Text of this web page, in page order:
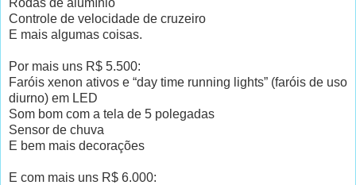
Controle de velocidade de cruzeiro
E mais algumas coisas.
Por mais uns R$ 5.500:
Faróis xenon ativos e “day time running lights” (faróis de uso
diurno) em LED
Som bom com a tela de 5 polegadas
Sensor de chuva
E bem mais decorações
E com mais uns R$ 6.000: